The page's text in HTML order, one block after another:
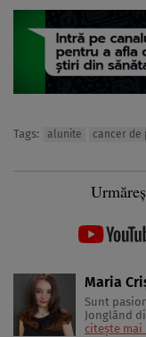
Tags: alunite cancer de
Maria
Sunt
Jonglând
cuvintele,
citește mai